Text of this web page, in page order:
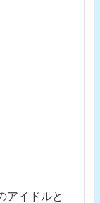
アイドルと